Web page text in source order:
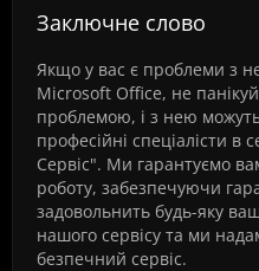
Заключне слово
Якщо у вас є проблеми з
Microsoft Office, не
проблемою, і з нею
професійні спеціалісти в
Сервіс". Ми гарантуємо
роботу, забезпечуючи
задовольнить будь-яку
нашого сервісу та ми
безпечний сервіс.